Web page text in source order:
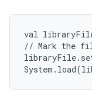
val
// Mark the